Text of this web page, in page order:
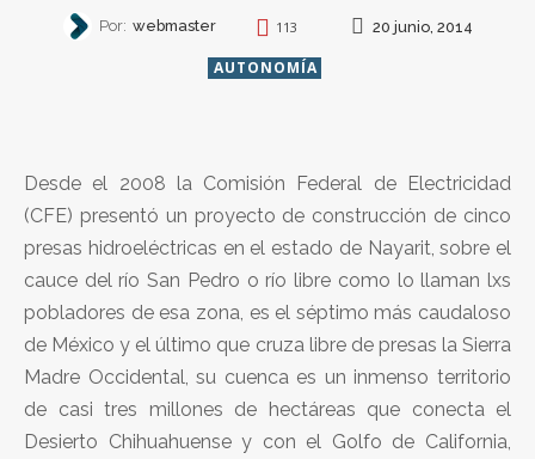
Por: webmaster 113 20 junio, 2014
AUTONOMÍA
Desde el 2008 la Comisión Federal de Electricidad
(CFE) presentó un proyecto de construcción de cinco
presas hidroeléctricas en el estado de Nayarit, sobre el
cauce del río San Pedro o río libre como lo llaman lxs
pobladores de esa zona, es el séptimo más caudaloso
de México y el último que cruza libre de presas la Sierra
Madre Occidental, su cuenca es un inmenso territorio
de casi tres millones de hectáreas que conecta el
Desierto Chihuahuense y con el Golfo de California,